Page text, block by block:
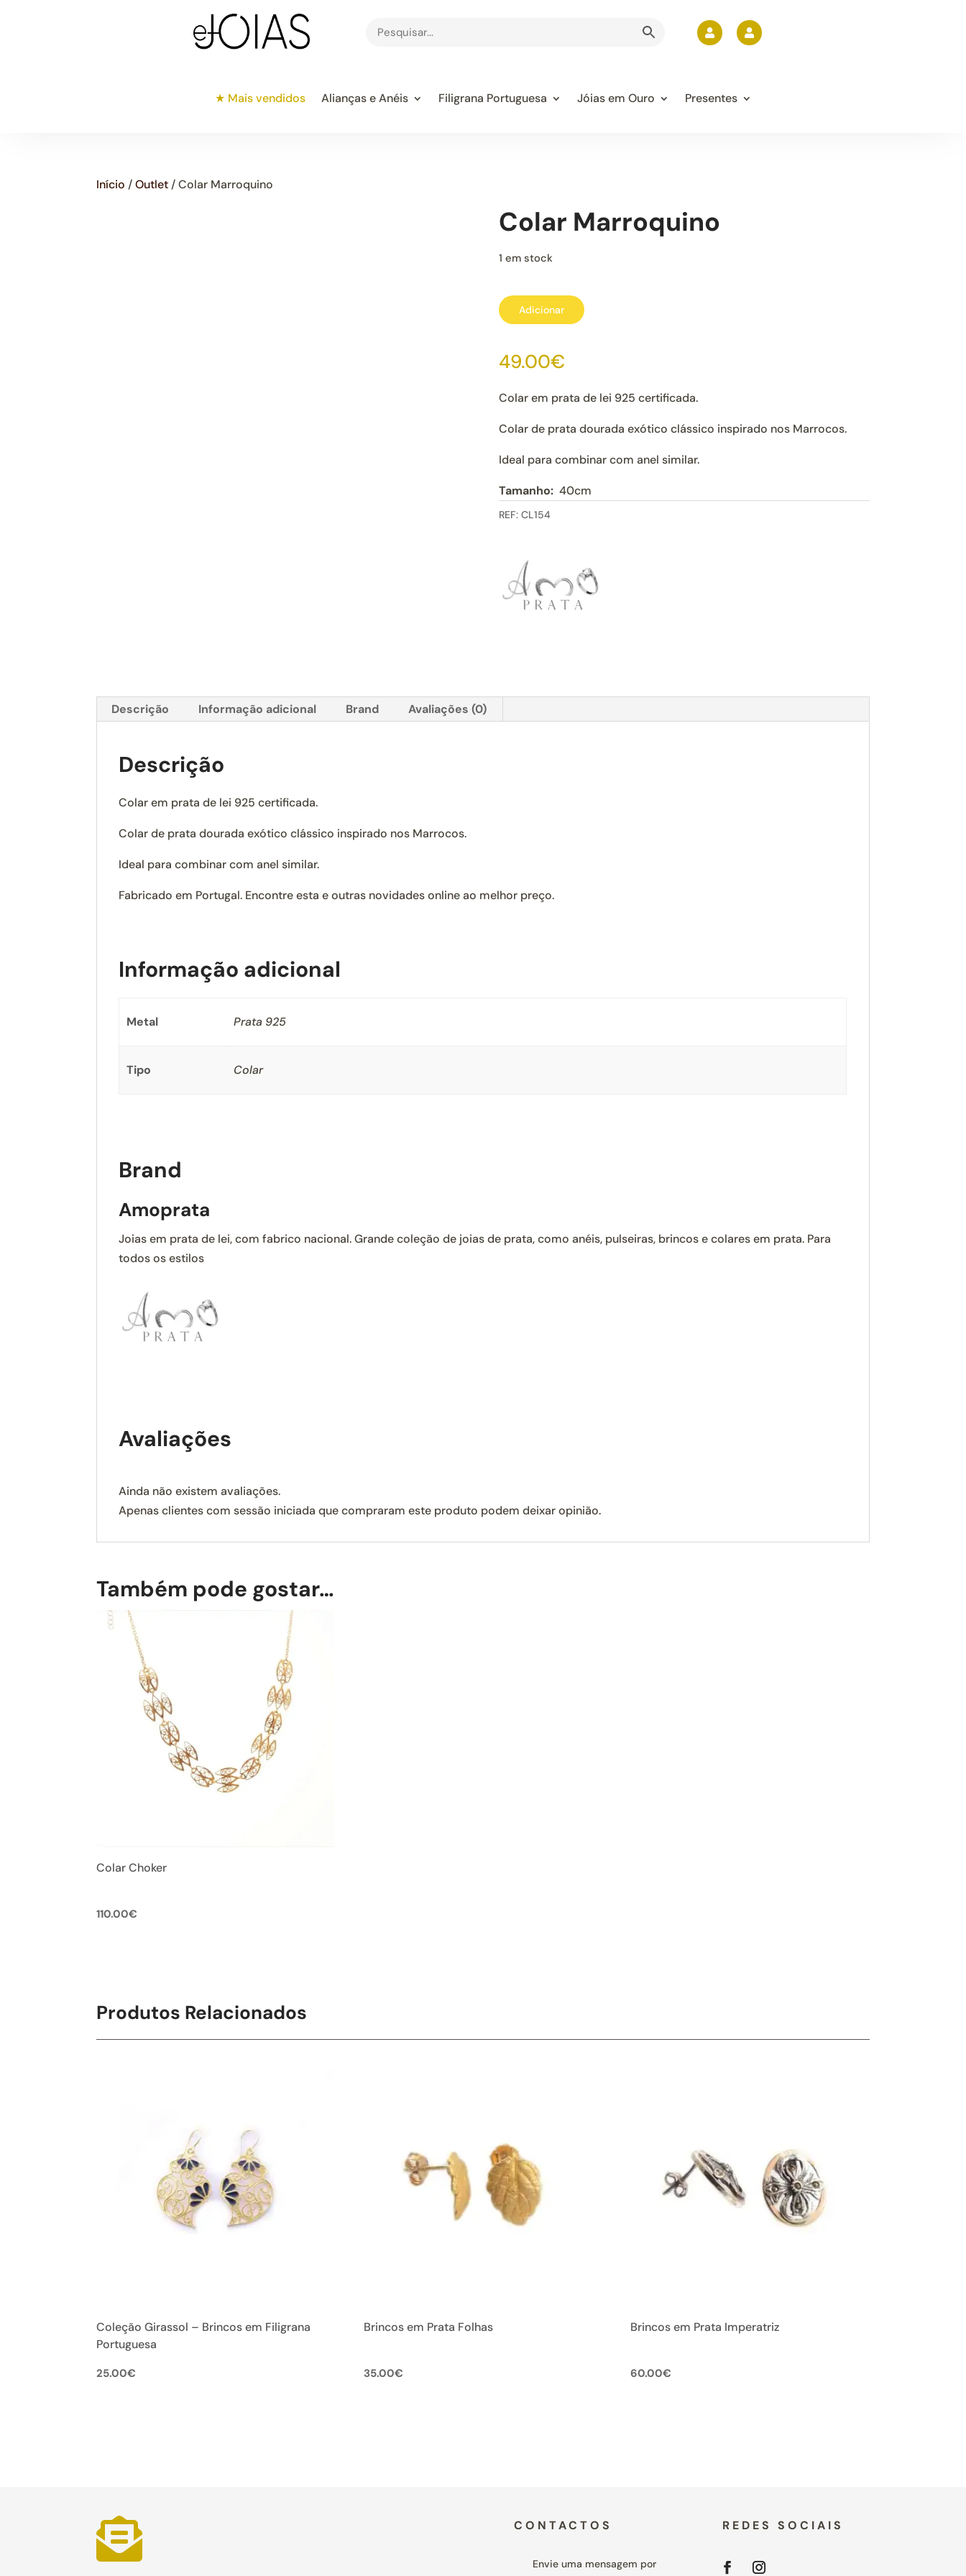
 
★ Mais vendidos Alianças e Anéis Filigrana Portuguesa Jóias em Ouro Presentes
Início /Outlet / Colar Marroquino
Colar Marroquino
1 em stock
Quantidade
de
Marroquino
Adicionar
49.00€
Colar em prata de lei 925 certificada.
Colar de prata dourada exótico clássico inspirado nos Marrocos.
Ideal para combinar com anel similar.
Tamanho:40cm
REF: CL154
Descrição Informação adicional Brand Avaliações (0)
Descrição
Colar em prata de lei 925 certificada.
Colar de prata dourada exótico clássico inspirado nos Marrocos.
Ideal para combinar com anel similar.
Fabricado em Portugal. Encontre esta e outras novidades online ao melhor preço.
Informação adicional
Metal Prata 925
Tipo Colar
Brand
Amoprata
Joias em prata de lei, com fabrico nacional. Grande coleção de joias de prata, como anéis, pulseiras, brincos e colares em prata. Para
todos os estilos
Avaliações
Ainda não existem avaliações.
Apenas clientes com sessão iniciada que compraram este produto podem deixar opinião.
Também pode gostar…
Colar Choker
110.00€
Produtos Relacionados
Coleção Girassol – Brincos em Filigrana
Portuguesa
25.00€
Brincos em Prata Folhas
35.00€
Brincos em Prata Imperatriz
60.00€
 CONTACTOS
Envie uma mensagem por
REDES SOCIAIS